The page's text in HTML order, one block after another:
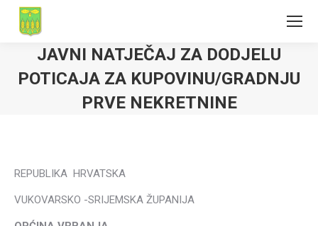
JAVNI NATJEČAJ ZA DODJELU
POTICAJA ZA KUPOVINU/GRADNJU
PRVE NEKRETNINE
REPUBLIKA HRVATSKA
VUKOVARSKO -SRIJEMSKA ŽUPANIJA